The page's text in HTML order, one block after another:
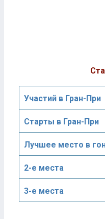
Участий в Гран-При
Старты в Гран-При
Лучшее место в
2-е места
3-е места